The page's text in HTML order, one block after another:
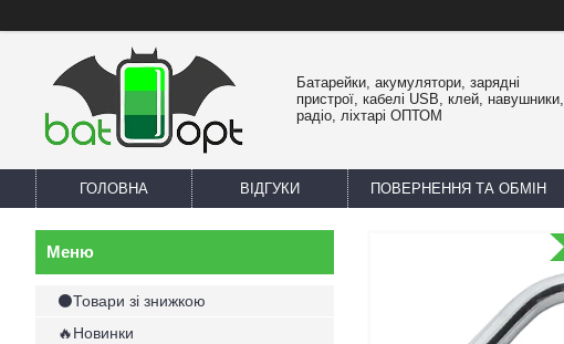
Батарейки, акумулятори, зарядні
пристрої, кабелі USB, клей, навушники,
радіо, ліхтарі ОПТОМ
ГОЛОВНА ВІДГУКИ ПОВЕРНЕННЯ ТА ОБМІН
⚫Товари зі знижкою
🔥Новинки